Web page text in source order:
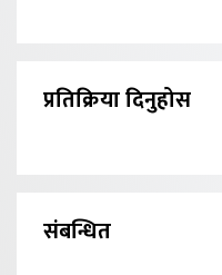
प्रतिक्रिया दिनुहोस
संबन्धित